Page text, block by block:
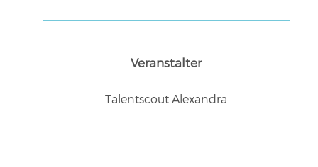
Veranstalter
Talentscout Alexandra